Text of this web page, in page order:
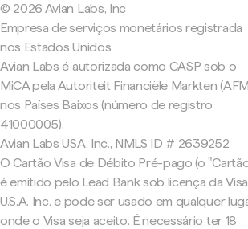
© 2026 Avian Labs, Inc
Empresa de serviços monetários registrada
nos Estados Unidos
Avian Labs é autorizada como CASP sob o
MiCA pela Autoriteit Financiële Markten
nos Países Baixos (número de registro
41000005).
Avian Labs USA, Inc., NMLS ID # 2639252
O Cartão Visa de Débito Pré-pago (o
é emitido pelo Lead Bank sob licença da Visa
U.S.A. Inc. e pode ser usado em qualquer
onde o Visa seja aceito. É necessário ter 18